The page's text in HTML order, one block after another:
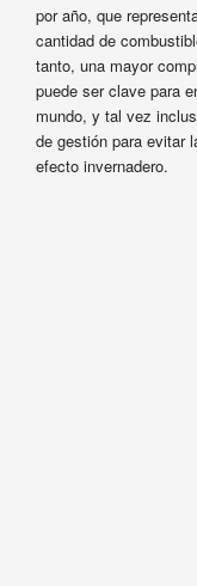
por año, que
cantidad de
tanto, una mayor
puede ser clave para
mundo, y tal vez
de gestión para evitar
efecto invernadero.